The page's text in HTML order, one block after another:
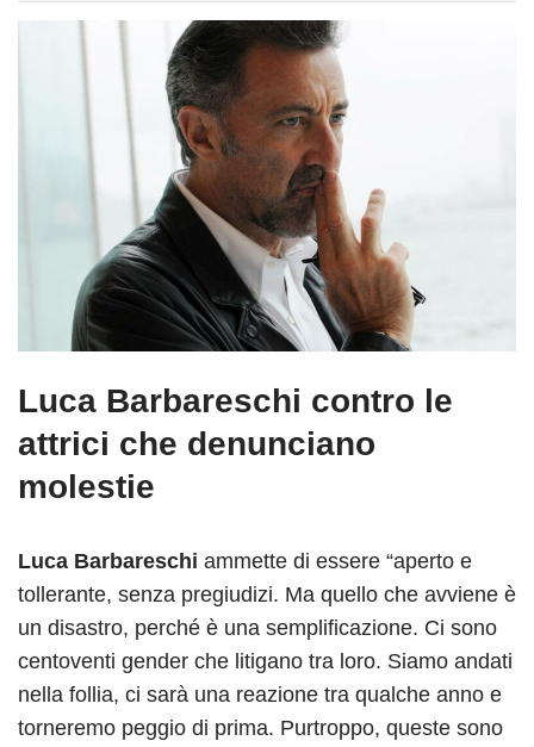
Luca Barbareschi contro le
attrici che denunciano
molestie
Luca Barbareschi ammette di essere “aperto e
tollerante, senza pregiudizi. Ma quello che avviene è
un disastro, perché è una semplificazione. Ci sono
centoventi gender che litigano tra loro. Siamo andati
nella follia, ci sarà una reazione tra qualche anno e
torneremo peggio di prima. Purtroppo, queste sono